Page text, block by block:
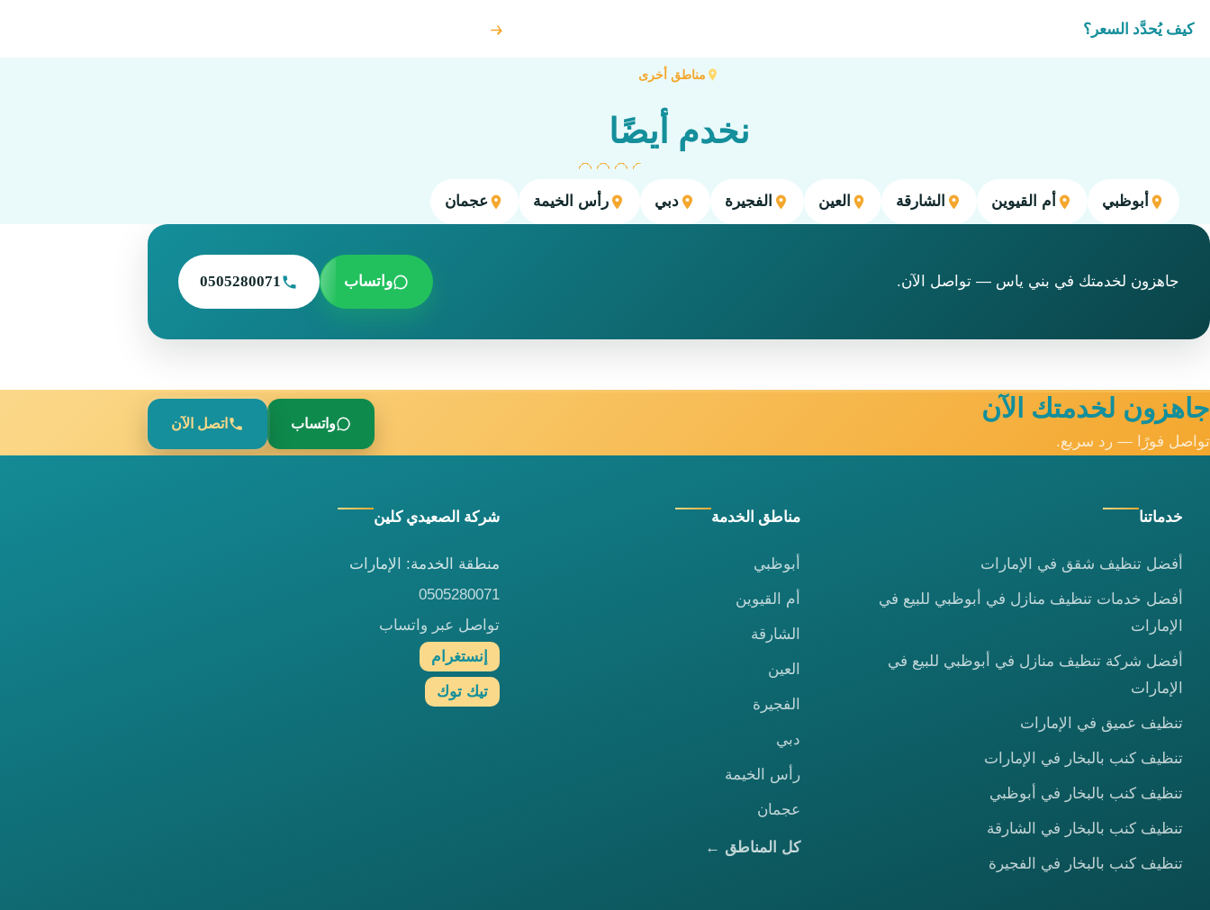
كيف يُحدَّد السعر؟
مناطق أخرى
نخدم أيضًا
أبوظبي أم القيوين الشارقة العين الفجيرة دبي رأس الخيمة عجمان
جاهزون لخدمتك في بني ياس — تواصل الآن. واتساب 0505280071
جاهزون لخدمتك الآن
تواصل فورًا — رد سريع.
واتساب اتصل الآن
خدماتنا
أفضل تنظيف شقق في الإمارات
أفضل خدمات تنظيف منازل في أبوظبي للبيع في
الإمارات
أفضل شركة تنظيف منازل في أبوظبي للبيع في
الإمارات
تنظيف عميق في الإمارات
تنظيف كنب بالبخار في الإمارات
تنظيف كنب بالبخار في أبوظبي
تنظيف كنب بالبخار في الشارقة
تنظيف كنب بالبخار في الفجيرة
مناطق الخدمة
أبوظبي
أم القيوين
الشارقة
العين
الفجيرة
دبي
رأس الخيمة
عجمان
كل المناطق ←
شركة الصعيدي كلين
منطقة الخدمة: الإمارات
0505280071
تواصل عبر واتساب
إنستغرام
تيك توك